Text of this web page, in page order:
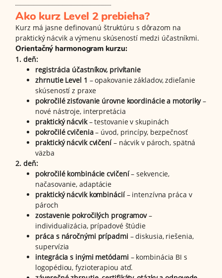
Ako kurz Level 2 prebieha?
Kurz má jasne definovanú štruktúru s dôrazom na
praktický nácvik a výmenu skúseností medzi účastníkmi.
Orientačný harmonogram kurzu:
1. deň:
registrácia účastníkov, privítanie
zhrnutie Level 1 – opakovanie základov, zdieľanie
skúseností z praxe
pokročilé zisťovanie úrovne koordinácie a motoriky–
nové nástroje, interpretácia
praktický nácvik– testovanie v skupinách
pokročilé cvičenia– úvod, princípy, bezpečnosť
praktický nácvik cvičení– nácvik v pároch, spätná
väzba
2. deň:
pokročilé kombinácie cvičení– sekvencie,
načasovanie, adaptácie
praktický nácvik kombinácií– intenzívna práca v
pároch
zostavenie pokročilých programov–
individualizácia, prípadové štúdie
práca s náročnými prípadmi – diskusia, riešenia,
supervízia
integrácia s inými metódami – kombinácia BI s
logopédiou, fyzioterapiou atď.